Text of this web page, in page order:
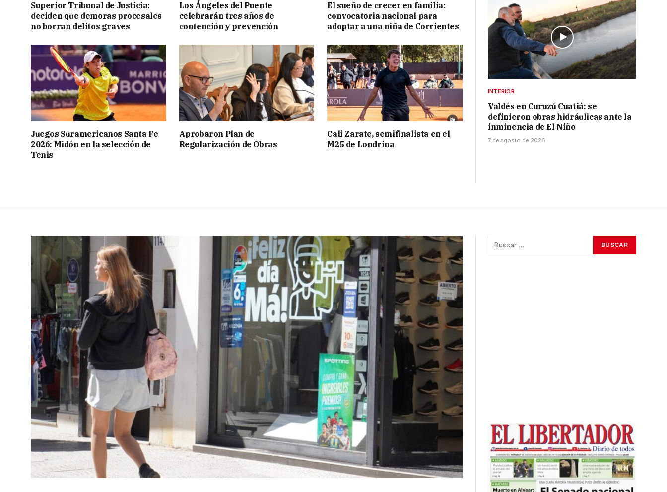
Superior Tribunal de Justicia:
deciden que demoras procesales
no borran delitos graves
Los Ángeles del Puente
celebrarán tres años de
contención y prevención
El sueño de crecer en familia:
convocatoria nacional para
adoptar a una niña de Corrientes
Juegos Suramericanos Santa Fe
2026: Midón en la selección de
Tenis
Aprobaron Plan de
Regularización de Obras
Cali Zarate, semifinalista en el
M25 de Londrina
INTERIOR
Valdés en Curuzú Cuatiá: se
definieron obras hidráulicas ante la
inminencia de El Niño
7 de agosto de 2026